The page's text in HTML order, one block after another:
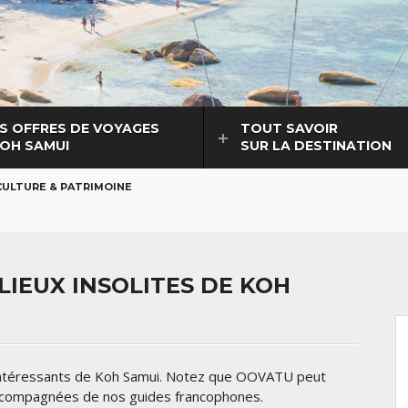
OFFRES DE VOYAGES
SAMUI
TOUT SAVOIR
SUR LA DESTINATION
& PATRIMOINE
INSOLITES DE KOH
de Koh Samui. Notez que OOVATU peut
de nos guides francophones.